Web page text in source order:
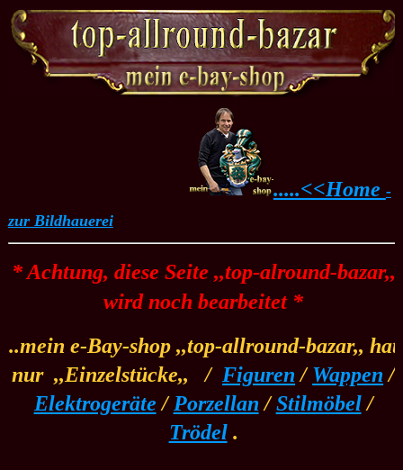
.....<<Home -
zur Bildhauerei
* Achtung, diese Seite ,,top-alround-bazar,,
wird noch bearbeitet *
..mein e-Bay-shop ,,top-allround-bazar,, hat
nur .,,Einzelstücke,, /.. Figuren /Wappen /
Elektrogeräte / Porzellan /Stilmöbel/
Trödel.